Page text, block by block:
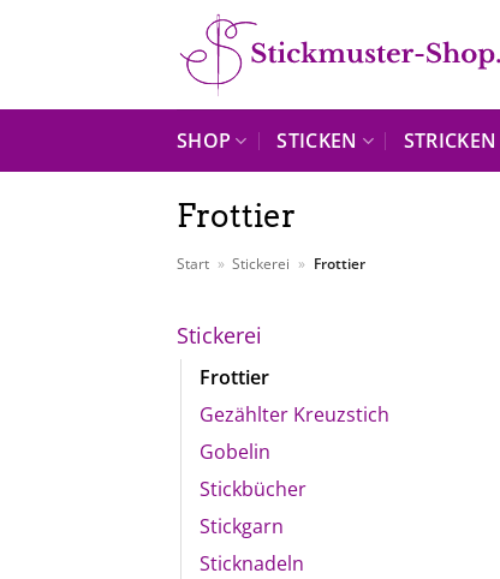
SHOP STICKEN STRICKEN
Frottier
Start » Stickerei » Frottier
Stickerei
Frottier
Gezählter Kreuzstich
Gobelin
Stickbücher
Stickgarn
Sticknadeln